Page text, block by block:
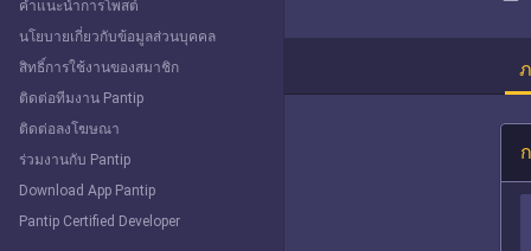
คำแนะนำการโพสต์
นโยบายเกี่ยวกับข้อมูลส่วนบุคคล
สิทธิ์การใช้งานของสมาชิก
ติดต่อทีมงาน Pantip
ติดต่อลงโฆษณา
ร่วมงานกับ Pantip
Download App Pantip
Pantip Certified Developer